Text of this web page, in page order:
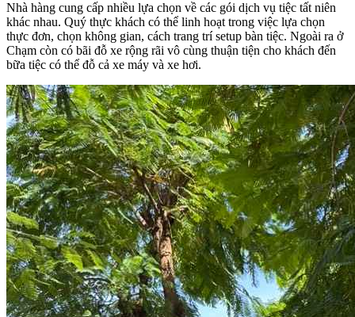
Nhà hàng cung cấp nhiều lựa chọn về các gói dịch vụ tiệc tất niên
khác nhau. Quý thực khách có thể linh hoạt trong việc lựa chọn
thực đơn, chọn không gian, cách trang trí setup bàn tiệc. Ngoài ra ở
Chạm còn có bãi đỗ xe rộng rãi vô cùng thuận tiện cho khách đến
bữa tiệc có thể đỗ cả xe máy và xe hơi.